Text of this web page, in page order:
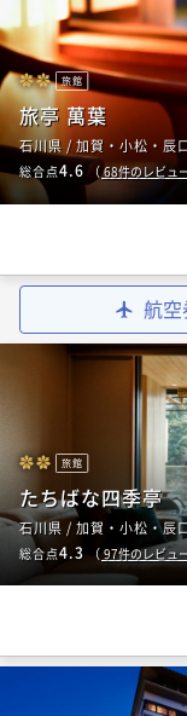
旅館
旅亭 萬葉
石川県 / 加賀・小松・辰
総合点4.6 （ 68件のレビュ
航
旅館
たちばな四季亭
石川県 / 加賀・小松・辰
総合点4.3 （97件のレビュ